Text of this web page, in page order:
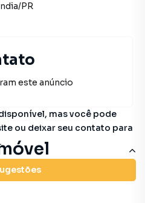
novas
mas você pode
ou deixar seu contato para
/PR
este anúncio